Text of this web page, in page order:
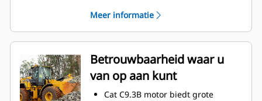
reparatiekosten ontstaan.
Het systeem voor
botsingsbeperking omvat een
aantal geïntegreerde en
intelligente sensors voor
botsingswaarschuwing bij
achteruitrijden, mensendetectie,
Meer informatie
Betrouwbaarheid waar u
van op aan kunt
Cat C9.3B motor biedt grote